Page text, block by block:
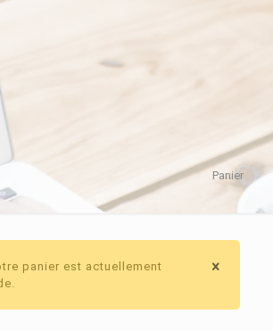
Panier
panier est actuellement